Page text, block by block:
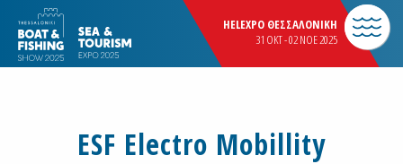
HELEXPO ΘΕΣΣΑΛΟΝΙΚΗ
31 OKT - 02 NOE 2025
ESF Electro Mobillity